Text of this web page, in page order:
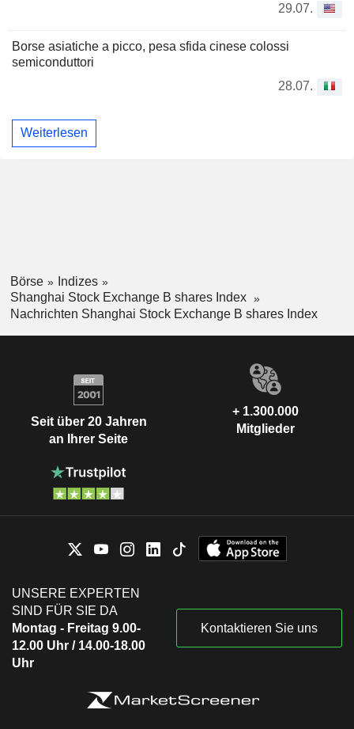
29.07.
Borse asiatiche a picco, pesa sfida cinese colossi
semiconduttori
28.07.
Weiterlesen
Börse
Indizes
Shanghai Stock Exchange B shares Index
Nachrichten Shanghai Stock Exchange B shares Index
Seit über 20 Jahren
an Ihrer Seite
+ 1.300.000
Mitglieder
UNSERE EXPERTEN
SIND FÜR SIE DA
Montag - Freitag 9.00-
12.00 Uhr / 14.00-18.00
Uhr
Kontaktieren Sie uns